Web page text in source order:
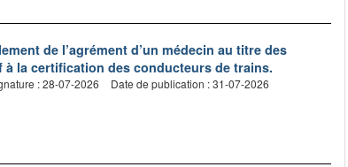
de l’agrément d’un médecin au titre des
à la certification des conducteurs de trains.
: 28-07-2026 Date de publication : 31-07-2026